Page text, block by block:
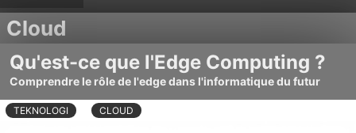
Cloud
Qu'est-ce que l'Edge Computing ?
Comprendre le rôle de l'edge dans l'informatique du futur
TEKNOLOGI CLOUD